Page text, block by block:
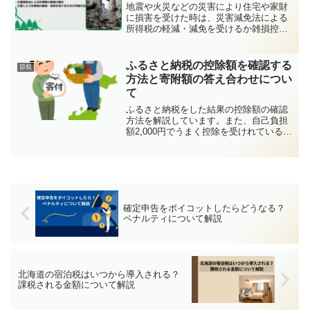
地震や火災などの災害により住宅や家財
に損害を受けた時は、災害減免法による
所得税の軽減・減免を受けるか雑損控除
減免法による所得税の軽減・免除に特化
し、その内容や申請方法について詳しく
解説します。
節税
ふるさと納税の控除額を確認する
方法と寄附額の答え合わせについ
て
ふるさと納税をした結果の控除額の確認
方法を解説しています。また、自己負担
額2,000円でうまく控除を受けれているか
確定申告をボイコットしたらどうなる？
ペナルティについて解説
北海道の宿泊税はいつから導入される？
課税される金額について解説